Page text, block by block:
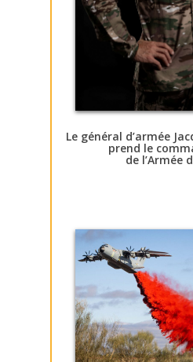
Le général d’armée
prend le
de l’Armée